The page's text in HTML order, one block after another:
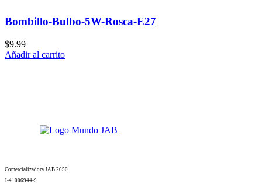
Bombillo-Bulbo-5W-Rosca-E27
$9.99
Añadir al carrito
Comercializadora JAB 2050
J-41006944-9